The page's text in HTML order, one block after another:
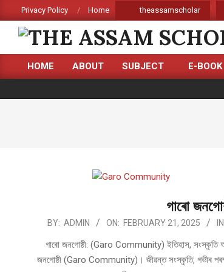
to
content
Privacy Policy Home theassamscholar
THE
ASSAM
SCHOLAR
Primary
HOME ABOUT SUBJECT E-BOOK
গাৰো
2025-
BY: ADMIN ON: FEBRUARY 21, 2025
গাৰো জনগোষ্ঠী: (Garo Community) ইতিহাস, সংস্কৃতি
জনগোষ্ঠী (Garo Community)। জীৱন্ত সংস্কৃতি, গভীৰ